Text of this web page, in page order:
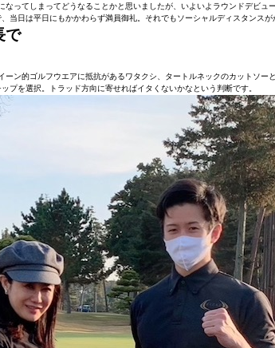
ってしまってどうなることかと思いましたが、いよいよラウンドデビュ
当日は平日にもかかわらず満員御礼。それでもソーシャルディスタンスが
で
ン的ゴルフウエアに抵抗があるワタクシ、タートルネックのカットソー
プを選択。トラッド方向に寄せればイタくないかなという判断です。